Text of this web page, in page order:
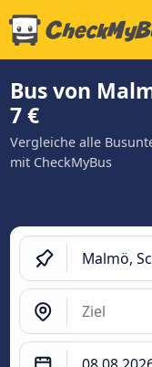
Bus von
7 €
Vergleiche alle
mit CheckMyBus